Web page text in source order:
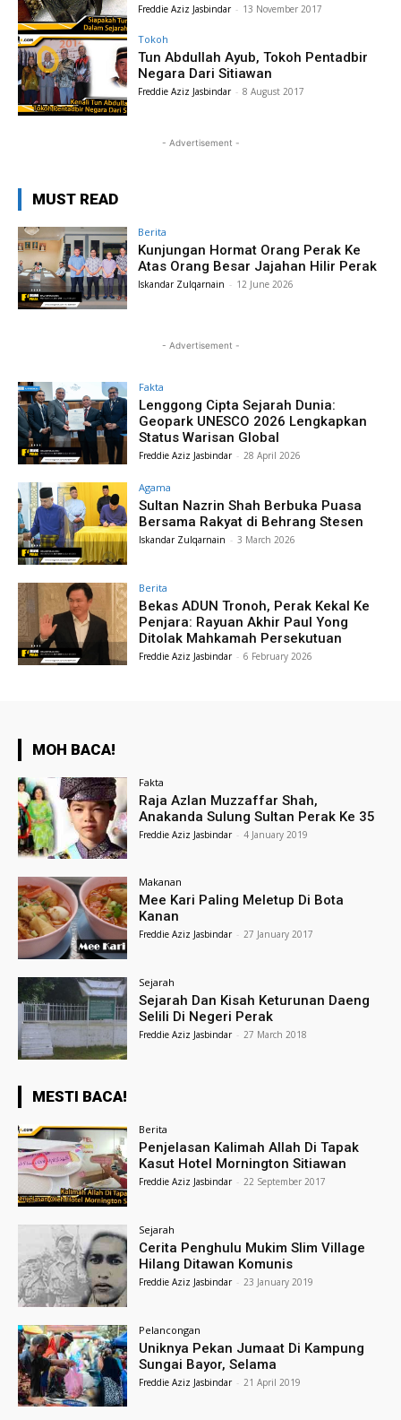
Freddie Aziz Jasbindar - 13 November 2017
Tokoh
Tun Abdullah Ayub, Tokoh Pentadbir
Negara Dari Sitiawan
Freddie Aziz Jasbindar - 8 August 2017
- Advertisement -
MUST READ
Berita
Kunjungan Hormat Orang Perak Ke
Atas Orang Besar Jajahan Hilir Perak
Iskandar Zulqarnain - 12 June 2026
- Advertisement -
Fakta
Lenggong Cipta Sejarah Dunia:
Geopark UNESCO 2026 Lengkapkan
Status Warisan Global
Freddie Aziz Jasbindar - 28 April 2026
Agama
Sultan Nazrin Shah Berbuka Puasa
Bersama Rakyat di Behrang Stesen
Iskandar Zulqarnain - 3 March 2026
Berita
Bekas ADUN Tronoh, Perak Kekal Ke
Penjara: Rayuan Akhir Paul Yong
Ditolak Mahkamah Persekutuan
Freddie Aziz Jasbindar - 6 February 2026
MOH BACA!
Fakta
Raja Azlan Muzzaffar Shah,
Anakanda Sulung Sultan Perak Ke 35
Freddie Aziz Jasbindar - 4 January 2019
Makanan
Mee Kari Paling Meletup Di Bota
Kanan
Freddie Aziz Jasbindar - 27 January 2017
Sejarah
Sejarah Dan Kisah Keturunan Daeng
Selili Di Negeri Perak
Freddie Aziz Jasbindar - 27 March 2018
MESTI BACA!
Berita
Penjelasan Kalimah Allah Di Tapak
Kasut Hotel Mornington Sitiawan
Freddie Aziz Jasbindar - 22 September 2017
Sejarah
Cerita Penghulu Mukim Slim Village
Hilang Ditawan Komunis
Freddie Aziz Jasbindar - 23 January 2019
Pelancongan
Uniknya Pekan Jumaat Di Kampung
Sungai Bayor, Selama
Freddie Aziz Jasbindar - 21 April 2019